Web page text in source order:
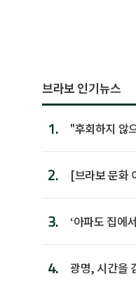
브라보 인기뉴스
1.
"후회하지 않
2.
[브라보 문화
3.
‘아파도 집에
4. 광명, 시간을